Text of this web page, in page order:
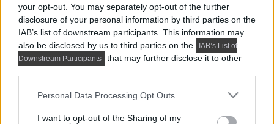
your opt-out. You may separately opt-out of the further
disclosure of your personal information by third parties on the
IAB’s list of downstream participants. This information may
also be disclosed by us to third parties on the
IAB’s List of
Downstream Participants
that may further disclose it to other
Please note that this website/app uses one or more Google
not limited to your visit or usage behaviour. You may click to
Personal Data Processing Opt Outs
I want to opt-out of the Sharing of my
Hasznos oldalak
Hirdetés, médiaajánlat
Kapcsolat
Impresszum
Cookie tájékoztató és kezelés